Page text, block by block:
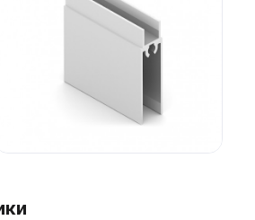
каталоги